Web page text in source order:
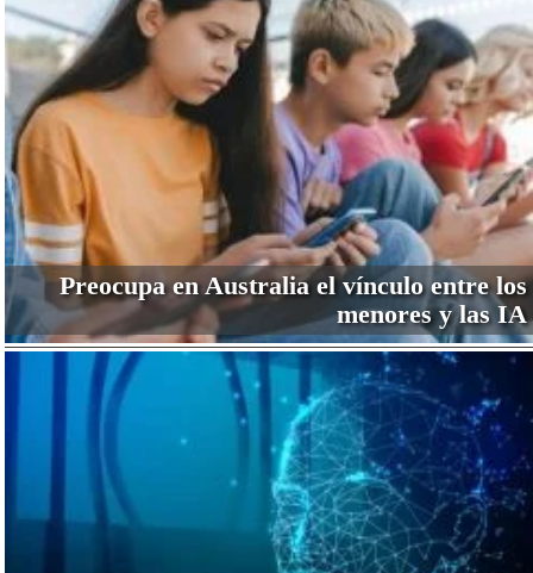
Preocupa en Australia el vínculo entre los
menores y las IA